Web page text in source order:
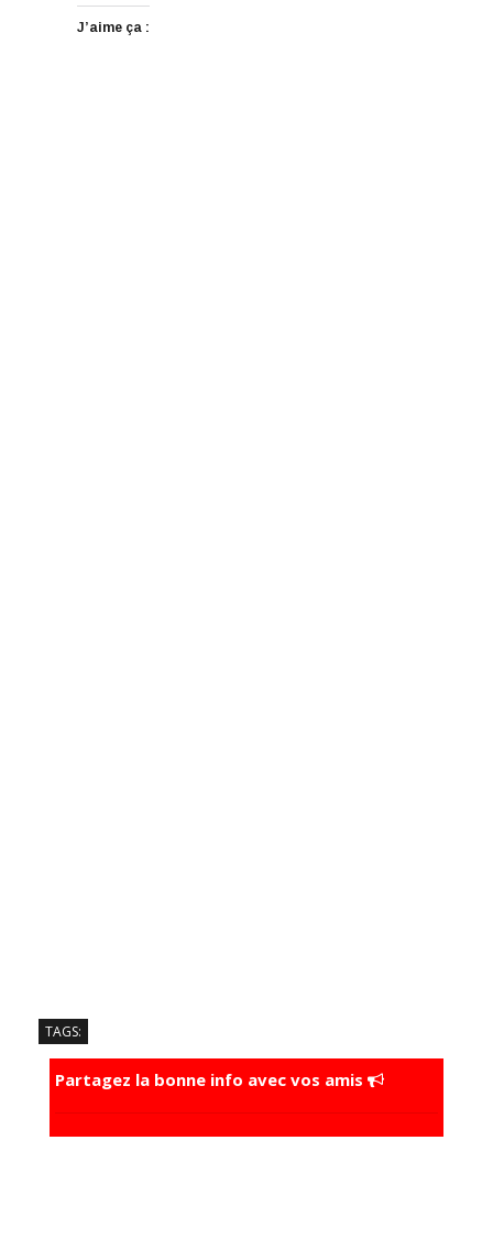
J’aime ça :
TAGS:
Partagez la bonne info avec vos amis